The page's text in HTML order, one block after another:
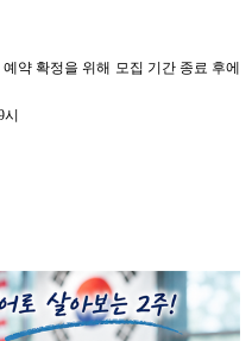
약 확정을 위해 모집 기간 종료 후에
시